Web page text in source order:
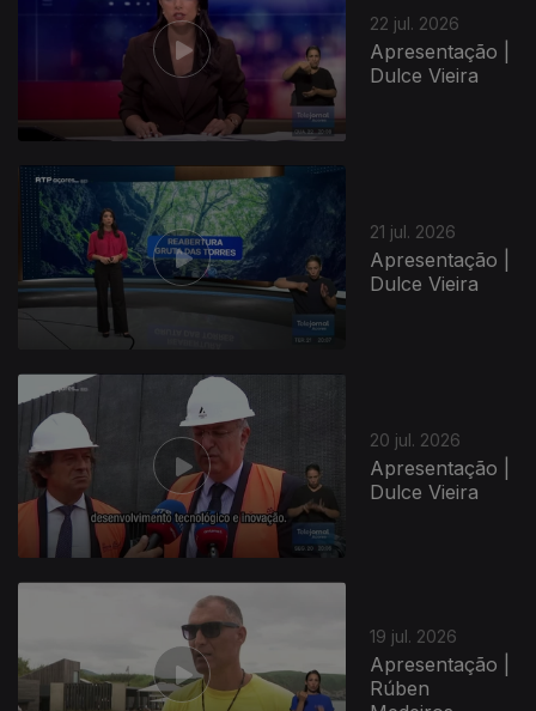
22 jul. 2026
Apresentação |
Dulce Vieira
21 jul. 2026
Apresentação |
Dulce Vieira
20 jul. 2026
Apresentação |
Dulce Vieira
19 jul. 2026
Apresentação |
Rúben